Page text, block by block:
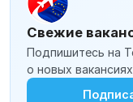
Свежие
Подпишитесь на
о новых